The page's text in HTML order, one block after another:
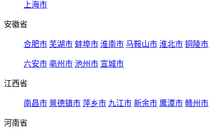
上海市
安徽省
合肥市 芜湖市 蚌埠市 淮南市 马鞍山市 淮北市 铜陵市
六安市 亳州市 池州市 宣城市
江西省
南昌市 景德镇市 萍乡市 九江市 新余市 鹰潭市 赣州市
河南省